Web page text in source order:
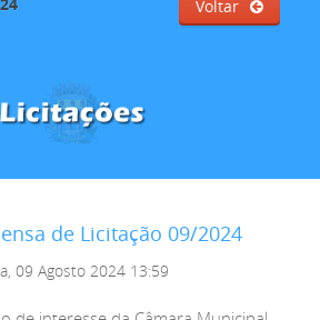
Voltar
de Licitação 09/2024
09 Agosto 2024 13:59